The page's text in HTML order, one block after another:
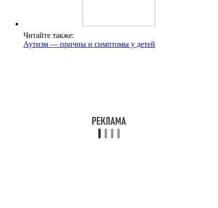
Читайте также:
Аутизм — причны и симптомы у детей